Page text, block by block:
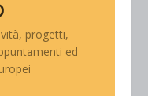
progetti,
ed